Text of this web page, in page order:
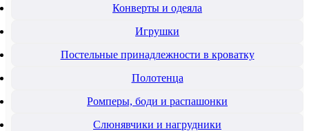
Конверты и одеяла
Игрушки
Постельные принадлежности в кроватку
Полотенца
Ромперы, боди и распашонки
Слюнявчики и нагрудники